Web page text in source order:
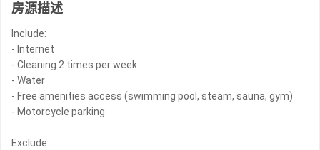
房源描述
Include:
- Internet
- Cleaning 2 times per week
- Water
- Free amenities access (swimming pool, steam, sauna, gym)
- Motorcycle parking
Exclude: